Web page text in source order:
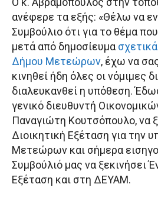
ανέφερε τα εξής: «Θέλω να
Συμβούλιο ότι για το θέμα
μετά από δημοσίευμα
Δήμου Μετεώρων, έχω να
κινηθεί ήδη όλες οι νόμιμες
διαλευκανθεί η υπόθεση.
γενικό διευθυντή
Παναγιώτη Κουτσόπουλο, να
Διοικητική Εξέταση για την
Μετεώρων και σήμερα
Συμβούλιό μας να ξεκινήσει
Εξέταση και στη ΔΕΥΑΜ.